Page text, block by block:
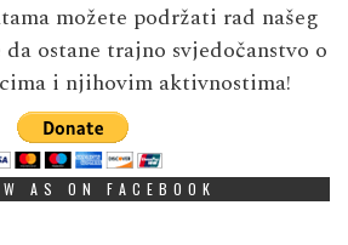
možete podržati rad našeg
ostane trajno svjedočanstvo o
i njihovim aktivnostima!
AS ON FACEBOOK